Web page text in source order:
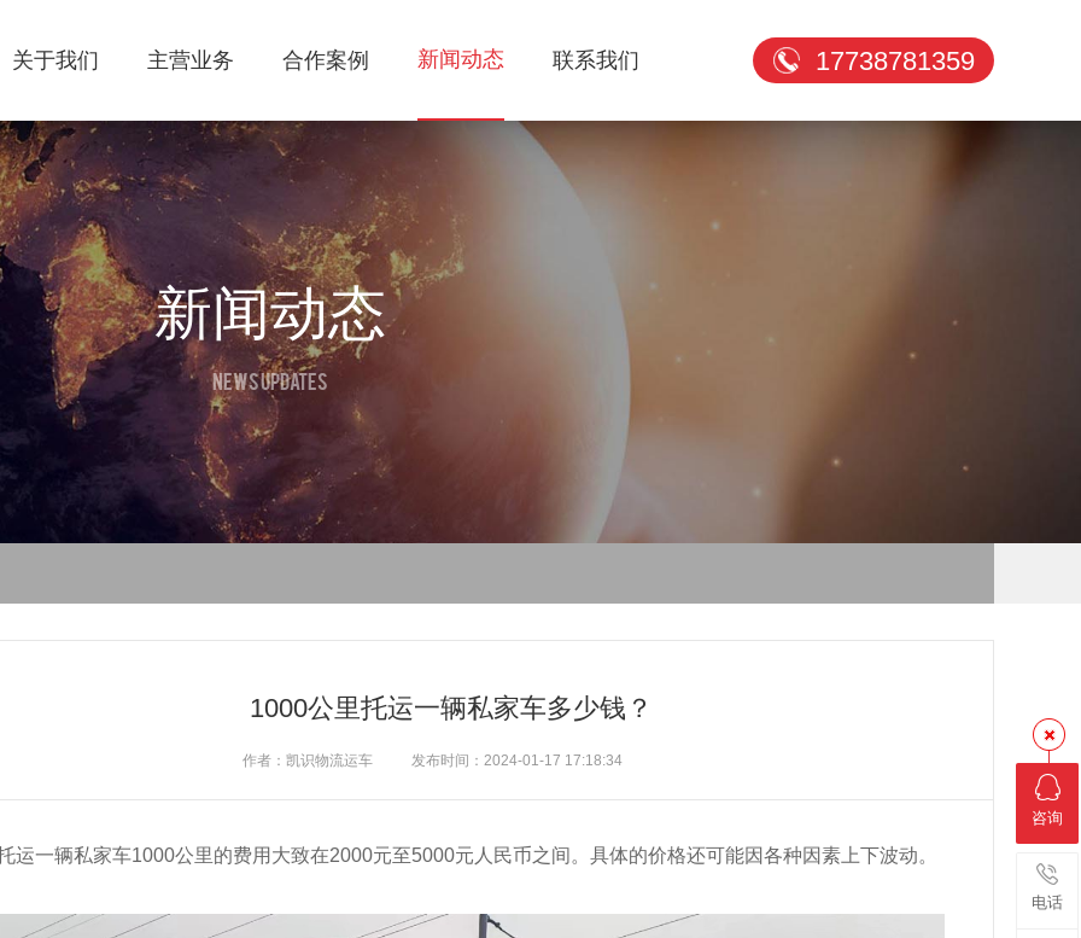
关于我们 主营业务 合作案例 新闻动态 联系我们 17738781359
新闻动态
NEWS UPDATES
1000公里托运一辆私家车多少钱？
作者：凯识物流运车 发布时间：2024-01-17 17:18:34
运一辆私家车1000公里的费用大致在2000元至5000元人民币之间。具体的价格还可能因各种因素上下波动。
咨询
电话